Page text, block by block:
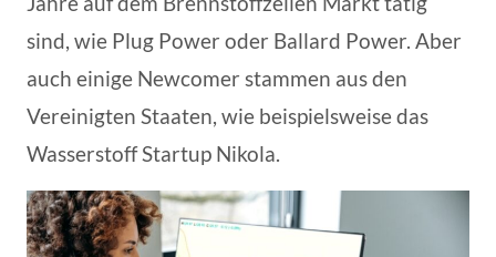
sind, wie Plug Power oder Ballard Power. Aber
auch einige Newcomer stammen aus den
Vereinigten Staaten, wie beispielsweise das
Wasserstoff Startup Nikola.